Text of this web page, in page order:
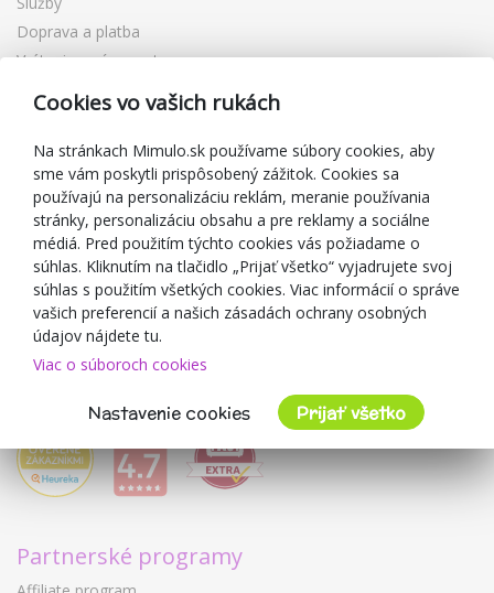
Doprava a platba
Vrátenie a výmena tovaru
Reklamácia
Darčekové poukážky
Zľavové kupóny
Blog
O predajcovi
Mimulo.sk
Obchodné podmienky
Ochrana osobných údajov GDPR
Kontakty
Spolupracujeme
Partnerské programy
Cookies vo vašich rukách
Na stránkach Mimulo.sk používame súbory cookies, aby
sme vám poskytli prispôsobený zážitok. Cookies sa
používajú na personalizáciu reklám, meranie používania
stránky, personalizáciu obsahu a pre reklamy a sociálne
médiá. Pred použitím týchto cookies vás požiadame o
súhlas. Kliknutím na tlačidlo „Prijať všetko“ vyjadrujete svoj
súhlas s použitím všetkých cookies. Viac informácií o správe
vašich preferencií a našich zásadách ochrany osobných
údajov nájdete tu.
Viac o súboroch cookies
Nastavenie cookies Prijať všetko